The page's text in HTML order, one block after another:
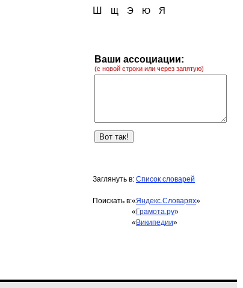
Ш Щ Э Ю Я
Ваши ассоциации:
(с новой строки или через запятую)
Заглянуть в: Список словарей
Поискать в:«Яндекс.Словарях»
« Грамота.ру»
« Википедии»